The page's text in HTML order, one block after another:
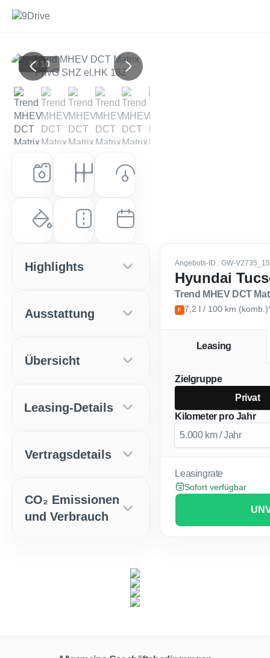
Previous Next
1 / 10
Kraftstoff
Benzin Automatik
Leistung (PS)
160 PS (118 kW)
Farbe
Ecotronic Grey Mineraleffekt
Laufleistung
10 km
Erstzulassung
EZ: Apr. 2026
Angebots-ID : GW-
Hyundai
Trend MHEV DCT
F 7,2 l / 100 km
Leasing
Zielgruppe
Privat
Kilometer pro Jahr
Leasingrate
Sofort verfügbar
Highlights
Ausstattung
Übersicht
Leasing-Details
Vertragsdetails
CO₂ Emissionen
und Verbrauch